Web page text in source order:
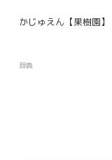
かじゅえん【果樹園】
辞典